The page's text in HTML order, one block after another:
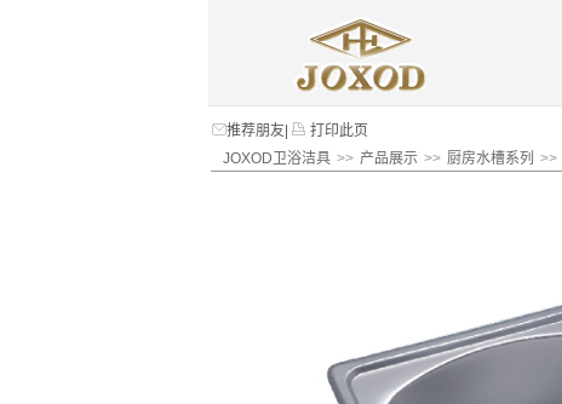
推荐朋友|
打印此页
JOXOD卫浴洁具 >> 产品展示 >> 厨房水槽系列 >>